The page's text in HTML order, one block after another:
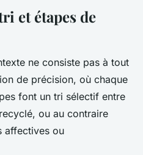
et étapes de
ne consiste pas à tout
de précision, où chaque
font un tri sélectif entre
ou au contraire
affectives ou